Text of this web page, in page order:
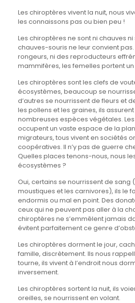
Les chiroptères vivent la nuit, nous
les connaissons pas ou bien peu !
Les chiroptères ne sont ni chauves
chauves-souris ne leur convient
rongeurs, ni des reproducteurs
mammifères, les femelles portent
Les chiroptères sont les clefs de
écosystèmes, beaucoup se
d’autres se nourrissent de fleurs et
les pollens et les graines, ils
nombreuses espèces végétales.
occupent un vaste espace de la
migrateurs, tous vivent en sociétés
coopératives. Il n’y pas de guerre
Quelles places tenons-nous, nous
écosystèmes ?
Oui, certains se nourrissent de sang
moustiques et les carnivores), ils le
endormis ou mal en point. Des
ceux qui ne peuvent pas aller à la
chiroptères ne s’emmêlent jamais
évitent parfaitement ce genre
Les chiroptères dorment le jour,
famille, discrètement. Ils nous
tourne, ils vivent à l’endroit nous
inversement.
Les chiroptères sortent la nuit, ils
oreilles, se nourrissent en volant.